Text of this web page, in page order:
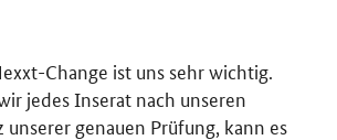
Change ist uns sehr wichtig.
jedes Inserat nach unseren
genauen Prüfung, kann es